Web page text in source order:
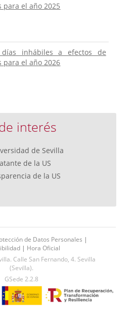
para el año 2025
inhábiles a efectos de
para el año 2026
interés
de Sevilla
de la US
de la US
de Datos Personales |
| Hora Oficial
Calle San Fernando, 4. Sevilla
(Sevilla).
GSede 2.2.8